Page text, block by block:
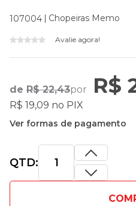
107004 Chopeiras Memo
Avalie agora!
de R$ 22,43por R$
R$ 19,09 no PIX
Ver formas de pagamento
QTD: